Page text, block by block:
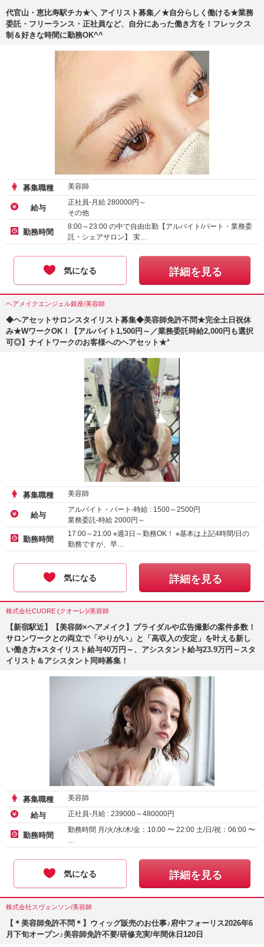
代官山・恵比寿駅チカ★＼ アイリスト募集／★自分らしく働ける★業務
委託・フリーランス・正社員など、自分にあった働き方を！フレックス
制＆好きな時間に勤務OK^^
募集職種 美容師
給与
正社員-月給 280000円～
その他
アルバイト・パート-時給1600円～
勤務時間
8:00～23:00 の中で自由出勤【アルバイト/パート・業務委
託・シェアサロン】 実…
気になる 詳細を見る
ヘアメイクエンジェル銀座/美容師
◆ヘアセットサロンスタイリスト募集◆美容師免許不問★完全土日祝休
み★WワークOK！【アルバイト1,500円～／業務委託時給2,000円も選択
可◎】ナイトワークのお客様へのヘアセット★⁺
募集職種 美容師
給与
アルバイト・パート-時給 : 1500～2500円
業務委託-時給 2000円～
勤務時間
17:00～21:00 ※週3日～勤務OK！ ※基本は上記4時間/日の
勤務ですが、早…
気になる 詳細を見る
株式会社CUORE (クオーレ)/美容師
【新宿駅近】【美容師×ヘアメイク】ブライダルや広告撮影の案件多数！
サロンワークとの両立で「やりがい」と「高収入の安定」を叶える新し
い働き方⭐︎スタイリスト給与40万円～、アシスタント給与23.9万円～スタ
イリスト＆アシスタント同時募集！
募集職種 美容師
給与 正社員-月給 : 239000～480000円
勤務時間
勤務時間 月/火/水/木/金：10:00 〜 22:00 土/日/祝：06:00 〜
…
気になる 詳細を見る
株式会社スヴェンソン/美容師
【＊美容師免許不問＊】ウィッグ販売のお仕事♪府中フォーリス2026年6
月下旬オープン♪美容師免許不要/研修充実/年間休日120日